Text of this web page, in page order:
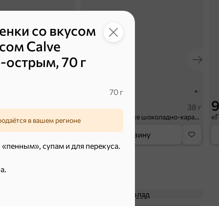
со вкусом
Calve
острым, 70 г
70 г
в вашем регионе
супам и для перекуса.
10 г 42,9 ₽ 38 г
«BabyFox», драже шоколадно-карамельные хрустящие шарики, 38 г
В корзину
Шоколад